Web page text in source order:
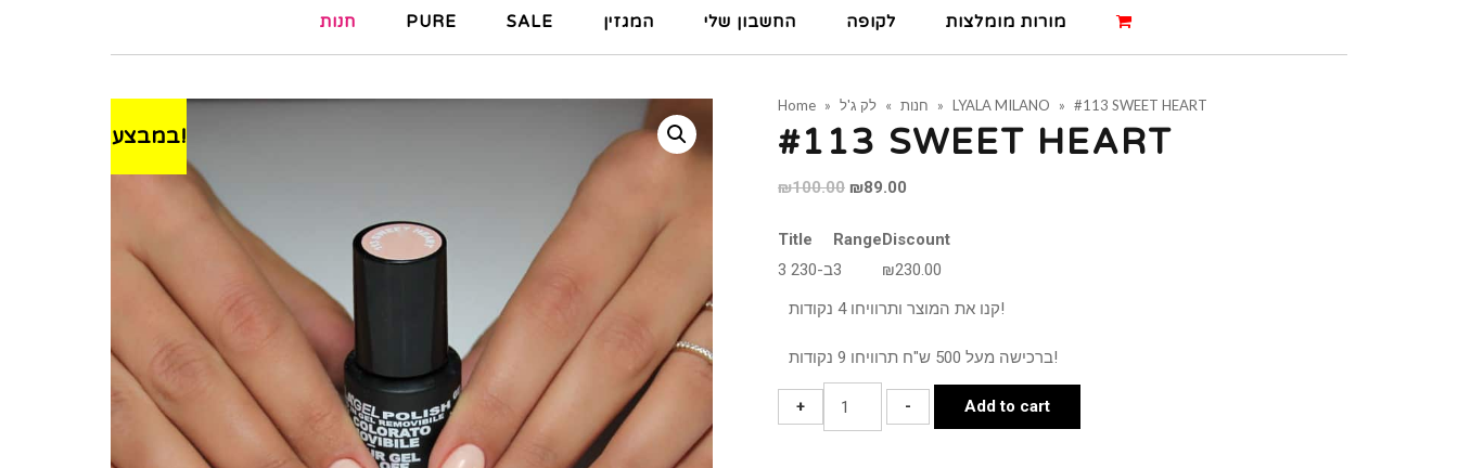
חנות PURE SALE המגזין החשבון שלי לקופה מורות מומלצות
במבצע!
Home » חנות » לק ג'ל » LYALA MILANO » #113 SWEET HEART
#113 SWEET HEART
₪100.00 Original
was:
₪100.00.
₪89.00
is:
₪89.00.
Title Range Discount
3 ב-2303 ₪230.00
קנו את המוצר ותרוויחו 4 נקודות!
ברכישה מעל 500 ש"ח תרוויחו 9 נקודות!
+
#113
SWEET
- Add to cart